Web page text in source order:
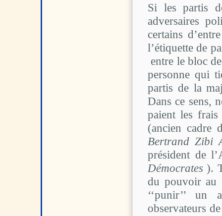
Si les partis
adversaires
certains
l’étiquette de
entre le bloc
personne qui
partis de la
Dans ce sens,
paient les
(ancien cadre
Bertrand Zibi
président de
Démocrates).
du pouvoir au
‘‘punir’’ un
observateurs